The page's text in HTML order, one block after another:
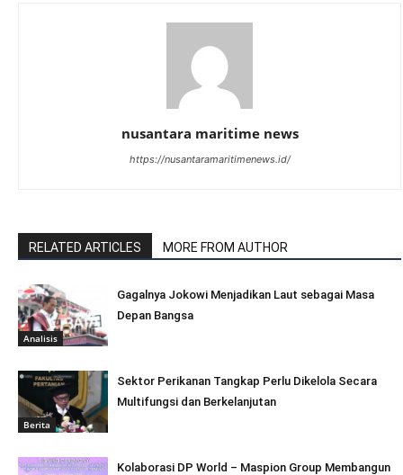
nusantara maritime news
https://nusantaramaritimenews.id/
RELATED ARTICLES MORE FROM AUTHOR
Analisis
Gagalnya Jokowi Menjadikan Laut sebagai Masa
Depan Bangsa
Berita
Sektor Perikanan Tangkap Perlu Dikelola Secara
Multifungsi dan Berkelanjutan
Kolaborasi DP World – Maspion Group Membangun